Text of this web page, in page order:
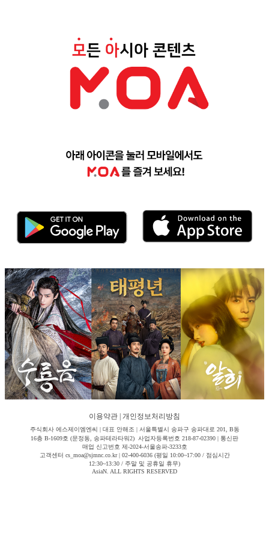
이용약관 개인정보처리방침
주식회사 에스제이엠엔씨 | 대표 안해조 | 서울특별시 송파구 송파대로 201, B동
16층 B-1609호 (문정동, 송파테라타워2) 사업자등록번호 218-87-02390 | 통신판
매업 신고번호 제-2024-서울송파-3233호
고객센터 cs_moa@sjmnc.co.kr | 02-400-6036 (평일 10:00~17:00 / 점심시간
12:30~13:30 / 주말 및 공휴일 휴무)
AsiaN. ALL RIGHTS RESERVED